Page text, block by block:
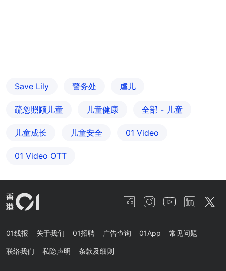
Save Lily 警务处 虐儿
疏忽照顾儿童 儿童健康 全部 - 儿童
儿童成长 儿童安全 01 Video
01‌ ‌Video‌ ‌OTT
01线报 关于我们 01招聘 广告查询 01App 常见问题
联络我们 私隐声明 条款及细则